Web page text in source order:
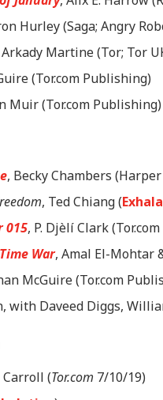
Hurley (Saga; Angry
Arkady Martine (Tor; Tor
(Tor.com Publishing)
Muir (Tor.com Publishing)
, Becky Chambers
, Ted Chiang (
015, P. Djèlí Clark
War, Amal El-Mohtar
McGuire (Tor.com
with Daveed Diggs,
Carroll (Tor.com 7/10/19)